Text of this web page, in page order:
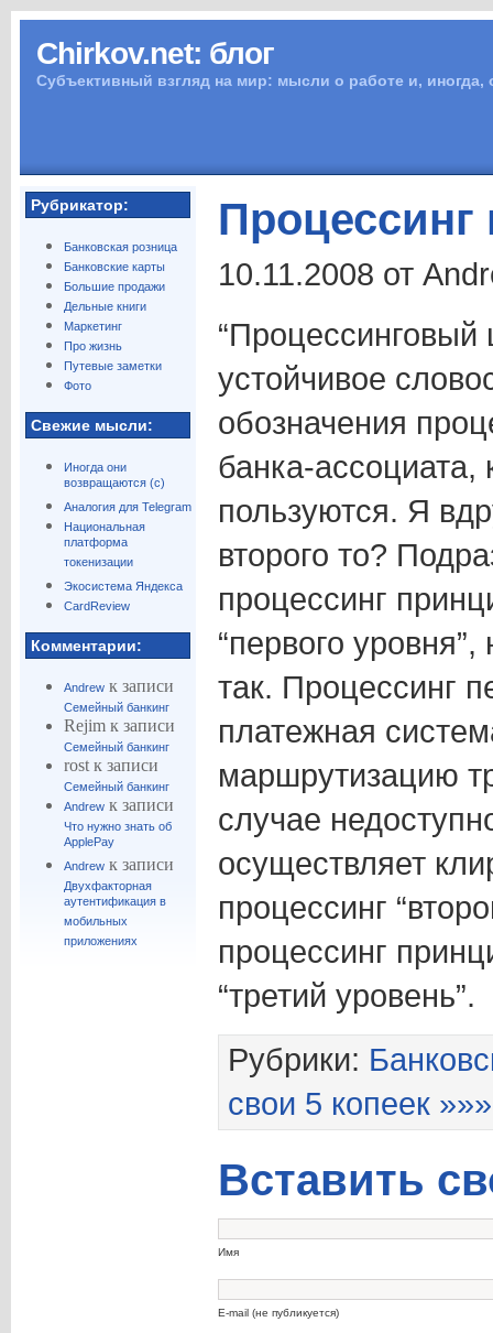
Chirkov.net: блог
Субъективный взгляд на мир: мысли о работе и,
Рубрикатор:
Банковская розница
Банковские карты
Большие продажи
Дельные книги
Маркетинг
Про жизнь
Путевые заметки
Фото
Свежие мысли:
Иногда они
возвращаются (с)
Аналогия для Telegram
Национальная
платформа
токенизации
Экосистема Яндекса
CardReview
Комментарии:
Andrewк записи
Семейный банкинг
Rejimк записи
Семейный банкинг
rostк записи
Семейный банкинг
Andrewк записи
Что нужно знать об
ApplePay
Andrewк записи
Двухфакторная
аутентификация в
мобильных
приложениях
Процессинг
10.11.2008 от
“Процессинговый
устойчивое
обозначения
банка-
пользуются. Я
второго то?
процессинг
“первого
так. Процессинг
платежная
маршрутизацию
случае
осуществляет
процессинг
процессинг
“третий уровень”.
Рубрики:
свои 5 копеек »»»
Вставить
Имя
E-mail (не публикуется)